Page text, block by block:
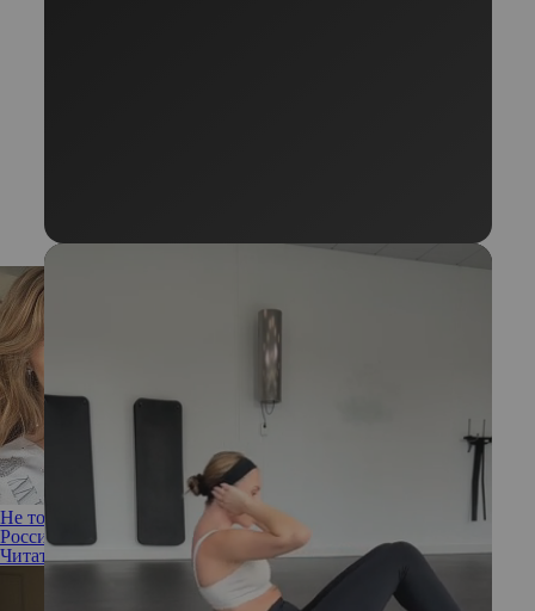
Не только Алина Санько: победительницы конкурса «Мисс
Россия»
Читать полностью